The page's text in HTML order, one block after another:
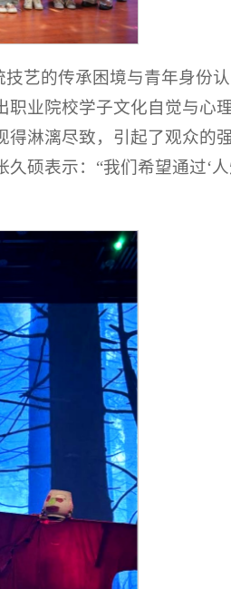
艺的传承困境与青年身份
业院校学子文化自觉与心
淋漓尽致，引起了观众的
硕表示：“我们希望通过‘